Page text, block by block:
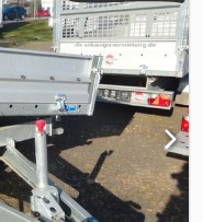
750 kg, 100
A jármű nem
jogát fenntartjuk.